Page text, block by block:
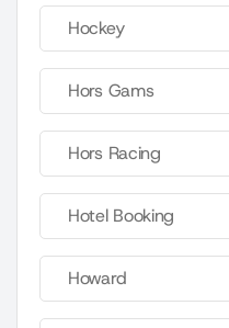
Hockey
Hors Gams
Hors Racing
Hotel Booking
Howard